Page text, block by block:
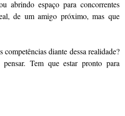
abrindo espaço para concorrentes
de um amigo próximo, mas que
competências diante dessa realidade?
Tem que estar pronto para